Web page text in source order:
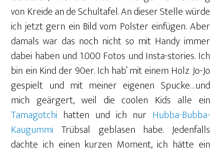
von Kreide an de Schultafel. An dieser Stelle würde
ich jetzt gern ein Bild vom Polster einfügen. Aber
damals war das noch nicht so mit Handy immer
dabei haben und 1.000 Fotos und Insta-stories. Ich
bin ein Kind der 90er. Ich hab’ mit einem Holz Jo-Jo
gespielt und mit meiner eigenen Spucke…und
mich geärgert, weil die coolen Kids alle ein
Tamagotchi hatten und ich nur Hubba-Bubba-
Kaugummi Trübsal geblasen habe. Jedenfalls
dachte ich einen kurzen Moment, ich hätte ein